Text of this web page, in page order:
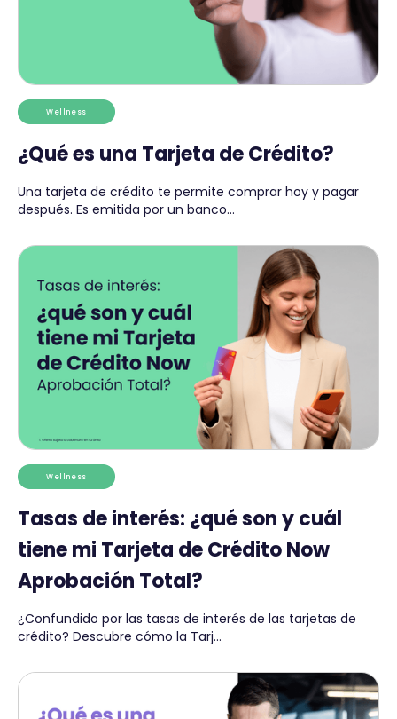
Wellness
¿Qué es una Tarjeta de Crédito?
Una tarjeta de crédito te permite comprar hoy y pagar
después. Es emitida por un banco...
Wellness
Tasas de interés: ¿qué son y cuál
tiene mi Tarjeta de Crédito Now
Aprobación Total?
¿Confundido por las tasas de interés de las tarjetas de
crédito? Descubre cómo la Tarj...